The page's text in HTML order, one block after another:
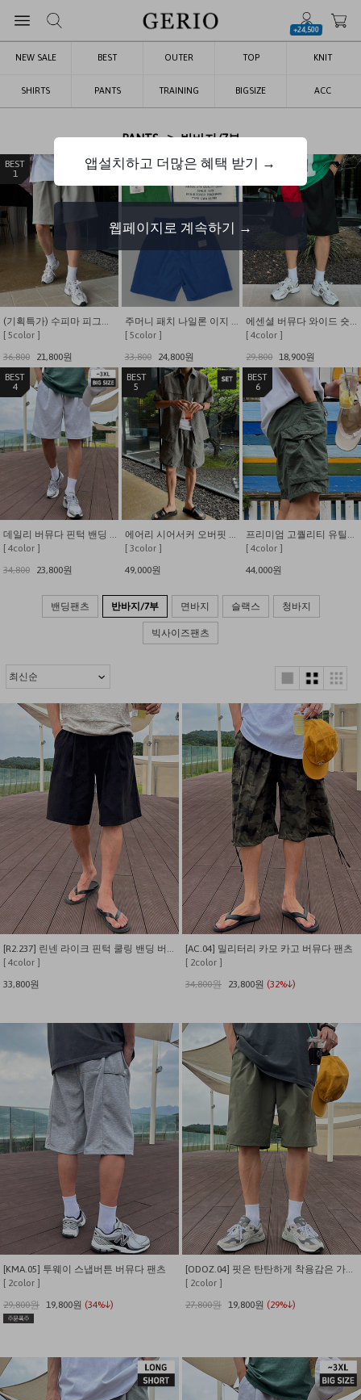
+24,500
NEW SALE BEST OUTER TOP KNIT
SHIRTS PANTS TRAINING BIGSIZE ACC
PANTS > 반바지/7부
1
(기획특가) 수피마 피그먼트 버뮤다 와이드 쇼츠
[ 5color ]
36,800
21,800원
2
주머니 패치 나일론 이지 밴딩 반바지
[ 5color ]
33,800
24,800원
3
에센셜 버뮤다 와이드 숏/롱 밴딩 반바지
[ 4color ]
29,800 18,900원
4
데일리 버뮤다 핀턱 밴딩 하프팬츠
[ 4color ]
34,800
23,800원
5
에어리 시어서커 오버핏 셔츠 셋업
[ 3color ]
49,000원
6
프리미엄 고퀄리티 유틸리티 스톤워싱 카고 반바지
[ 4color ]
44,000원
밴딩팬츠 반바지/7부 면바지 슬랙스 청바지
빅사이즈팬츠
[R2.237] 린넨 라이크 핀턱 쿨링 밴딩 버뮤다 팬츠
[ 4color ]
33,800원
[AC.04] 밀리터리 카모 카고 버뮤다 팬츠
[ 2color ]
34,800원
23,800원 (32%↓)
[KMA.05] 투웨이 스냅버튼 버뮤다 팬츠
[ 2color ]
29,800원 19,800원 (34%↓)
[ 2color ]
27,800원 19,800원 (29%↓)
앱설치하고 더많은 혜택 받기 →
웹페이지로 계속하기 →